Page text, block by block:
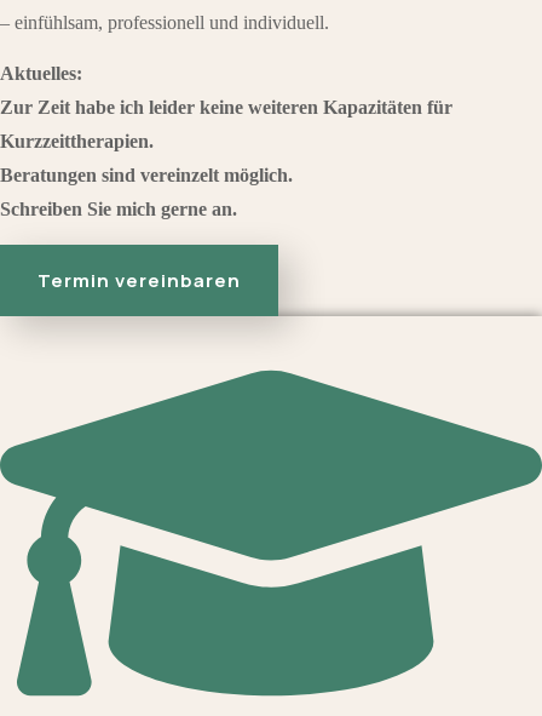
– einfühlsam, professionell und individuell.
Aktuelles:
Zur Zeit habe ich leider keine weiteren Kapazitäten für
Kurzzeittherapien.
Beratungen sind vereinzelt möglich.
Schreiben Sie mich gerne an.
Termin vereinbaren